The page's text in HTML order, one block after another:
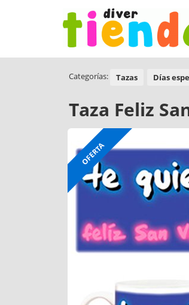
Categorías: Tazas Días
Taza Feliz
OFERTA